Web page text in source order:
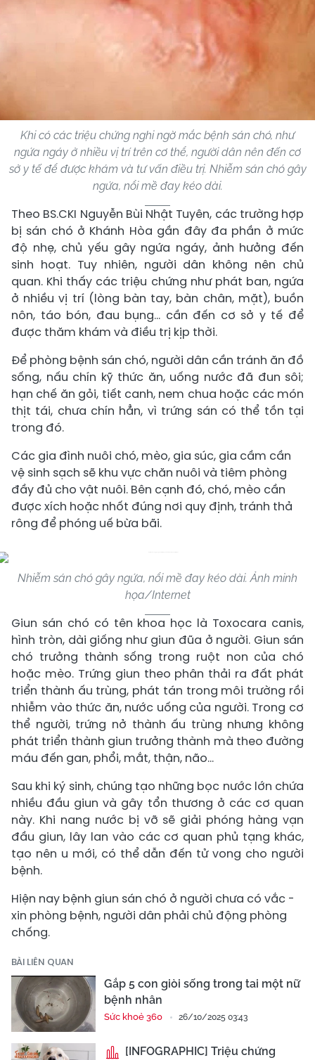
Khi có các triệu chứng nghi ngờ mắc bệnh sán chó, như
ngứa ngáy ở nhiều vị trí trên cơ thể, người dân nên đến cơ
sở y tế để được khám và tư vấn điều trị. Nhiễm sán chó gây
ngứa, nổi mề đay kéo dài.
Theo BS.CKI Nguyễn Bùi Nhật Tuyên, các trường hợp
bị sán chó ở Khánh Hòa gần đây đa phần ở mức
độ nhẹ, chủ yếu gây ngứa ngáy, ảnh hưởng đến
sinh hoạt. Tuy nhiên, người dân không nên chủ
quan. Khi thấy các triệu chứng như phát ban, ngứa
ở nhiều vị trí (lòng bàn tay, bàn chân, mặt), buồn
nôn, táo bón, đau bụng… cần đến cơ sở y tế để
được thăm khám và điều trị kịp thời.
Để phòng bệnh sán chó, người dân cần tránh ăn đồ
sống, nấu chín kỹ thức ăn, uống nước đã đun sôi;
hạn chế ăn gỏi, tiết canh, nem chua hoặc các món
thịt tái, chưa chín hẳn, vì trứng sán có thể tồn tại
trong đó.
Các gia đình nuôi chó, mèo, gia súc, gia cầm cần
vệ sinh sạch sẽ khu vực chăn nuôi và tiêm phòng
đầy đủ cho vật nuôi. Bên cạnh đó, chó, mèo cần
được xích hoặc nhốt đúng nơi quy định, tránh thả
rông để phóng uế bừa bãi.
Nhiễm sán chó gây ngứa, nổi mề đay kéo dài. Ảnh minh
họa/Internet
Giun sán chó có tên khoa học là Toxocara canis,
hình tròn, dài giống như giun đũa ở người. Giun sán
chó trưởng thành sống trong ruột non của chó
hoặc mèo. Trứng giun theo phân thải ra đất phát
triển thành ấu trùng, phát tán trong môi trường rồi
nhiễm vào thức ăn, nước uống của người. Trong cơ
thể người, trứng nở thành ấu trùng nhưng không
phát triển thành giun trưởng thành mà theo đường
máu đến gan, phổi, mắt, thận, não...
Sau khi ký sinh, chúng tạo những bọc nước lớn chứa
nhiều đầu giun và gây tổn thương ở các cơ quan
này. Khi nang nước bị vỡ sẽ giải phóng hàng vạn
đầu giun, lây lan vào các cơ quan phủ tạng khác,
tạo nên u mới, có thể dẫn đến tử vong cho người
bệnh.
Hiện nay bệnh giun sán chó ở người chưa có vắc -
xin phòng bệnh, người dân phải chủ động phòng
chống.
BÀI LIÊN QUAN
Gắp 5 con giòi sống trong tai một nữ
bệnh nhân
Sức khoẻ 360 26/10/2025 03:43
[INFOGRAPHIC] Triệu chứng